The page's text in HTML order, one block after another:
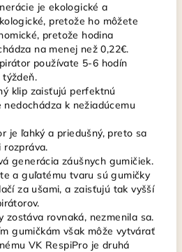
je ekologické a
pretože ho môžete
pretože hodina
na menej než 0,22€.
používate 5-6 hodín
týždeň.
klip zaisťujú perfektnú
k nežiadúcemu
je ľahký a priedušný, preto sa
rozpráva.
generácia záušnych gumičiek.
a guľatému tvaru sú gumičky
za ušami, a zaisťujú tak vyšší
zostáva rovnaká, nezmenila sa.
gumičkám však môže vytvárať
VK RespiPro je druhá